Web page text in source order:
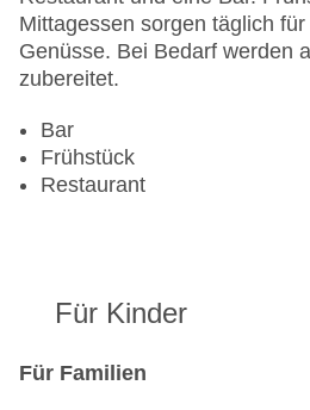
Mittagessen sorgen täglich
Genüsse. Bei Bedarf werden
zubereitet.
Bar
Frühstück
Restaurant
Für Kinder
Für Familien